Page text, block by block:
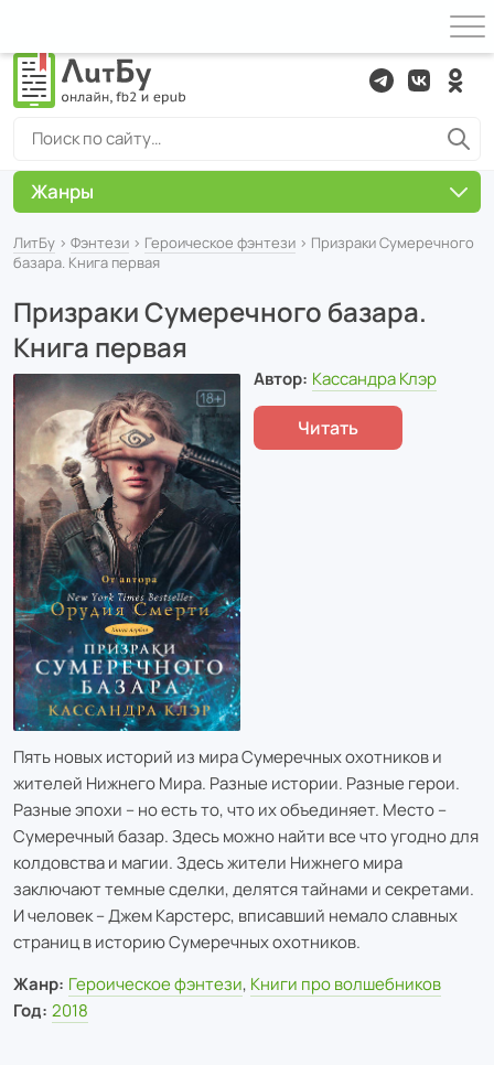
ЛитБу › Фэнтези › Героическое фэнтези › Призраки Сумеречного
базара. Книга первая
Призраки Сумеречного базара.
Книга первая
Автор: Кассандра Клэр
Читать
Пять новых историй из мира Сумеречных охотников и
жителей Нижнего Мира. Разные истории. Разные герои.
Разные эпохи – но есть то, что их объединяет. Место –
Сумеречный базар. Здесь можно найти все что угодно для
колдовства и магии. Здесь жители Нижнего мира
заключают темные сделки, делятся тайнами и секретами.
И человек – Джем Карстерс, вписавший немало славных
страниц в историю Сумеречных охотников.
Жанр: Героическое фэнтези, Книги про волшебников
Год: 2018
Жанры